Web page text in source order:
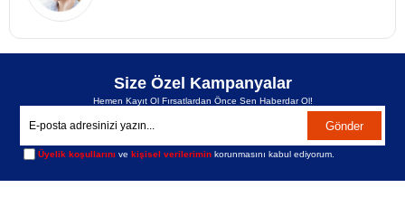
Size Özel Kampanyalar
Hemen Kayıt Ol Fırsatlardan Önce Sen Haberdar Ol!
Gönder
Üyelik koşullarını vekişisel verilerimin korunmasını kabul ediyorum.